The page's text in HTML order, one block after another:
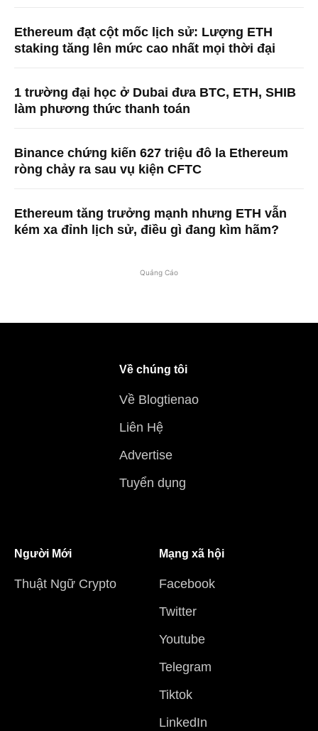
Ethereum đạt cột mốc lịch sử: Lượng ETH
staking tăng lên mức cao nhất mọi thời đại
1 trường đại học ở Dubai đưa BTC, ETH, SHIB
làm phương thức thanh toán
Binance chứng kiến ​​627 triệu đô la Ethereum
ròng chảy ra sau vụ kiện CFTC
Ethereum tăng trưởng mạnh nhưng ETH vẫn
kém xa đỉnh lịch sử, điều gì đang kìm hãm?
Quảng Cáo
Về chúng tôi
Về Blogtienao
Liên Hệ
Advertise
Tuyển dụng
Người Mới
Thuật Ngữ Crypto
Mạng xã hội
Facebook
Twitter
Youtube
Telegram
Tiktok
LinkedIn